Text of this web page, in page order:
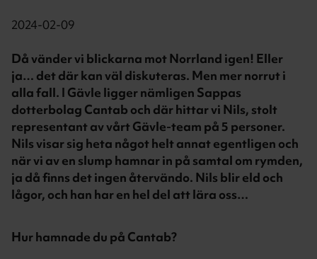
2024-02-09
Då vänder vi blickarna mot Norrland igen! Eller
ja… det där kan väl diskuteras. Men mer norrut i
alla fall. I Gävle ligger nämligen Sappas
dotterbolag Cantab och där hittar vi Nils, stolt
representant av vårt Gävle-team på 5 personer.
Nils visar sig heta något helt annat egentligen och
när vi av en slump hamnar in på samtal om rymden,
ja då finns det ingen återvändo. Nils blir eld och
lågor, och han har en hel del att lära oss…
Hur hamnade du på Cantab?